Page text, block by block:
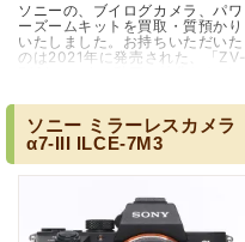
ソニーの、ブイログカメラ、パワ
ーズームキットを買取・質預かり
いたしました。お持ちいただいた
のは2021年に発売された、「ZV-
処理エンジン「B…（大阪市）
ソニー ミラーレスカメラ
α7-III ILCE-7M3